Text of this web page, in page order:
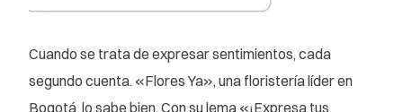
Cuando se trata de expresar sentimientos, cada
segundo cuenta. «Flores Ya», una floristería líder en
Bogotá, lo sabe bien. Con su lema «¡Expresa tus